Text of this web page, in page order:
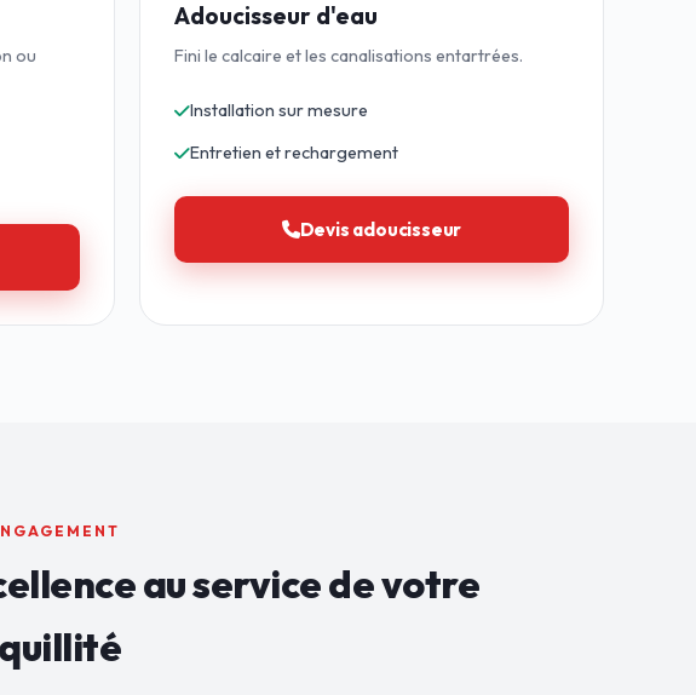
ou
Adoucisseur d'eau
Fini le calcaire et les canalisations entartrées.
Installation sur mesure
Entretien et rechargement
Devis adoucisseur
au service devotre